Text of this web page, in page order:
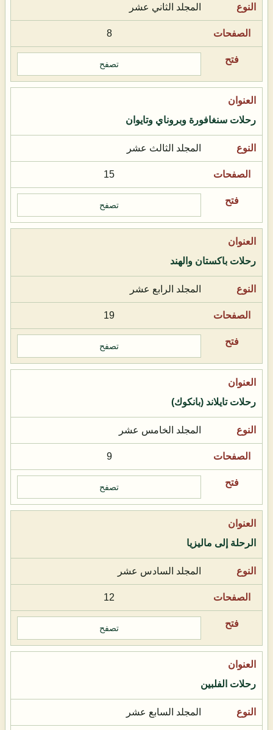
المجلد الثاني عشر
8
تصفح
رحلات سنغافورة وبروناي وتايوان
المجلد الثالث عشر
15
تصفح
رحلات باكستان والهند
المجلد الرابع عشر
19
تصفح
رحلات تايلاند (بانكوك)
المجلد الخامس عشر
9
تصفح
الرحلة إلى ماليزيا
المجلد السادس عشر
12
تصفح
رحلات الفلبين
المجلد السابع عشر